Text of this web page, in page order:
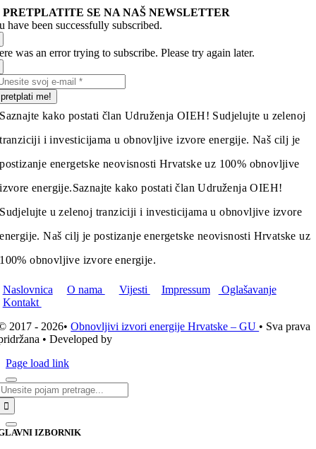
PRETPLATITE SE NA NAŠ NEWSLETTER
have been successfully subscribed.
was an error trying to subscribe. Please try again later.
pretplati me!
Saznajte kako postati član Udruženja OIEH! Sudjelujte u zelenoj
tranziciji i investicijama u obnovljive izvore energije. Naš cilj je
postizanje energetske neovisnosti Hrvatske uz 100% obnovljive
izvore energije.Saznajte kako postati član Udruženja OIEH!
Sudjelujte u zelenoj tranziciji i investicijama u obnovljive izvore
energije. Naš cilj je postizanje energetske neovisnosti Hrvatske uz
100% obnovljive izvore energije.
Naslovnica O nama Vijesti Impressum
Oglašavanje
Kontakt
2017 - 2026•Obnovljivi izvori energije Hrvatske – GU • Sva prava
• Developed by
Page load link
IZBORNIK